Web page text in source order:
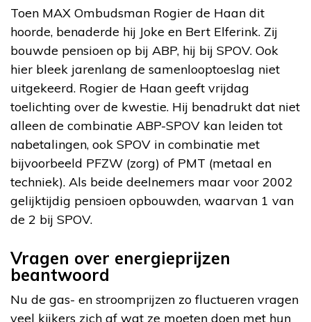
Toen MAX Ombudsman Rogier de Haan dit
hoorde, benaderde hij Joke en Bert Elferink. Zij
bouwde pensioen op bij ABP, hij bij SPOV. Ook
hier bleek jarenlang de samenlooptoeslag niet
uitgekeerd. Rogier de Haan geeft vrijdag
toelichting over de kwestie. Hij benadrukt dat niet
alleen de combinatie ABP-SPOV kan leiden tot
nabetalingen, ook SPOV in combinatie met
bijvoorbeeld PFZW (zorg) of PMT (metaal en
techniek). Als beide deelnemers maar voor 2002
gelijktijdig pensioen opbouwden, waarvan 1 van
de 2 bij SPOV.
Vragen over energieprijzen
beantwoord
Nu de gas- en stroomprijzen zo fluctueren vragen
veel kijkers zich af wat ze moeten doen met hun